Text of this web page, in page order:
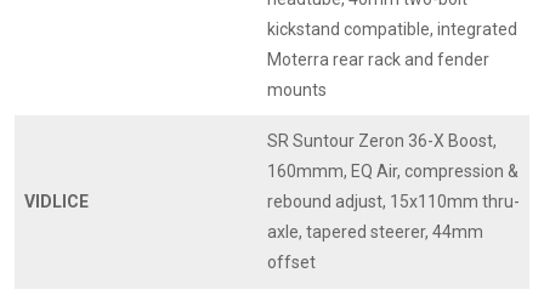
kickstand compatible, integrated
Moterra rear rack and fender
mounts
VIDLICE
SR Suntour Zeron 36-X Boost,
160mmm, EQ Air, compression &
rebound adjust, 15x110mm thru-
axle, tapered steerer, 44mm
offset